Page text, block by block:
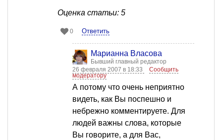
Оценка статьи: 5
0 Ответить
Марианна Власова
Бывший главный редактор
26 февраля 2007 в 18:33
Сообщить
модератору
А потому что очень неприятно
видеть, как Вы поспешно и
небрежно комментируете. Для
людей важны слова, которые
Вы говорите, а для Вас,